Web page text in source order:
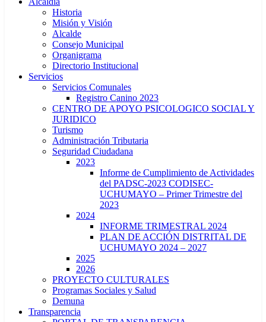
Historia
Misión y Visión
Alcalde
Consejo Municipal
Organigrama
Directorio Institucional
Servicios
Servicios Comunales
Registro Canino 2023
CENTRO DE APOYO PSICOLOGICO SOCIAL Y
JURIDICO
Turismo
Administración Tributaria
Seguridad Ciudadana
2023
Informe de Cumplimiento de Actividades
del PADSC-2023 CODISEC-
UCHUMAYO – Primer Trimestre del
2023
2024
INFORME TRIMESTRAL 2024
PLAN DE ACCIÓN DISTRITAL DE
UCHUMAYO 2024 – 2027
2025
2026
PROYECTO CULTURALES
Programas Sociales y Salud
Demuna
Transparencia